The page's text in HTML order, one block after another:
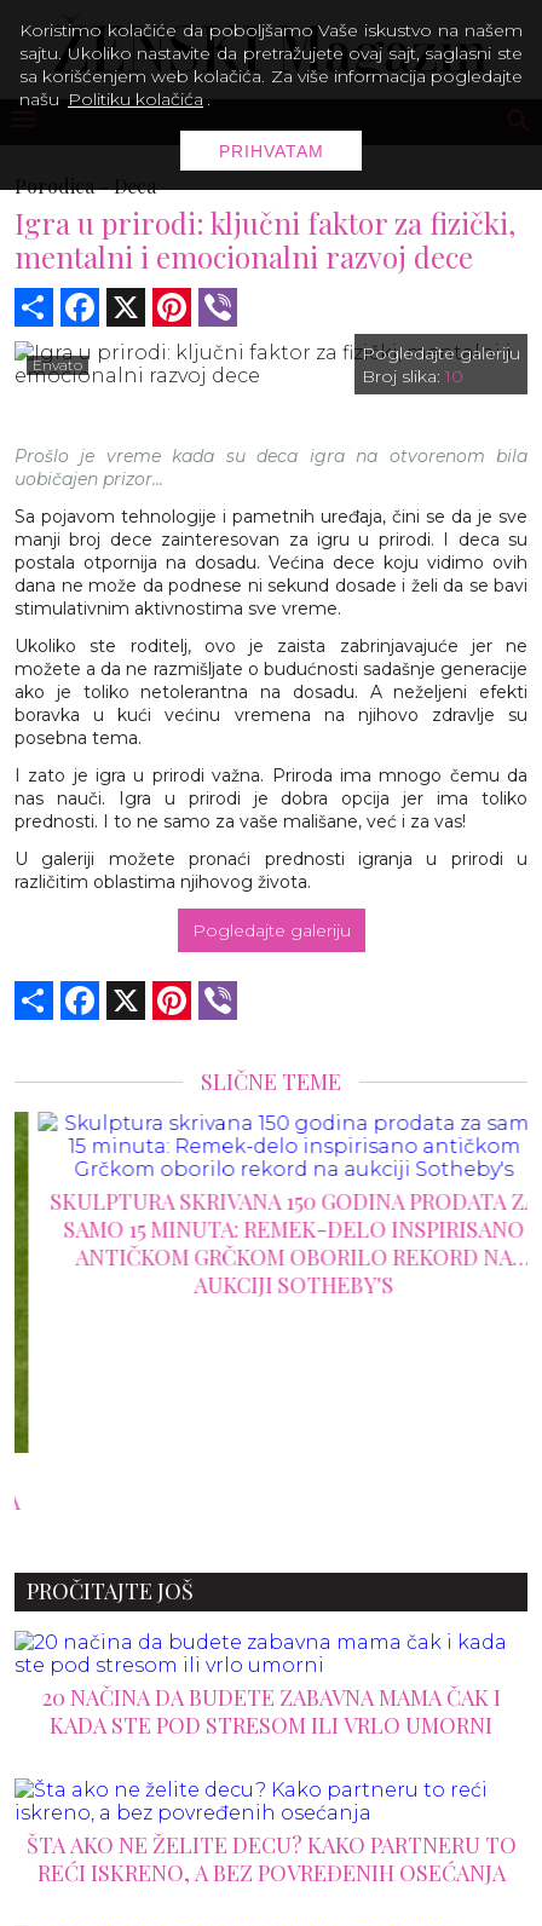
Porodica -Deca
Igra u prirodi: ključni faktor za fizički,
mentalni i emocionalni razvoj dece
Share Facebook Pinterest
Envato
Pogledajte galeriju
Broj slika:10
Prošlo je vreme kada su deca igra na otvorenom bila
uobičajen prizor...
Sa pojavom tehnologije i pametnih uređaja, čini se da je sve
manji broj dece zainteresovan za igru u prirodi. I deca su
postala otpornija na dosadu. Većina dece koju vidimo ovih
dana ne može da podnese ni sekund dosade i želi da se bavi
stimulativnim aktivnostima sve vreme.
Ukoliko ste roditelj, ovo je zaista zabrinjavajuće jer ne
možete a da ne razmišljate o budućnosti sadašnje generacije
ako je toliko netolerantna na dosadu. A neželjeni efekti
boravka u kući većinu vremena na njihovo zdravlje su
posebna tema.
I zato je igra u prirodi važna. Priroda ima mnogo čemu da
nas nauči. Igra u prirodi je dobra opcija jer ima toliko
prednosti. I to ne samo za vaše mališane, već i za vas!
U galeriji možete pronaći prednosti igranja u prirodi u
različitim oblastima njihovog života.
Pogledajte galeriju
Share Facebook Pinterest
SLIČNE TEME
SKULPTURA SKRIVANA 150 GODINA PRODATA ZA
SAMO 15 MINUTA: REMEK-DELO INSPIRISANO
ANTIČKOM GRČKOM OBORILO REKORD NA
AUKCIJI SOTHEBY'S
PROČITAJTE JOŠ
20 NAČINA DA BUDETE ZABAVNA MAMA ČAK I
KADA STE POD STRESOM ILI VRLO UMORNI
ŠTA AKO NE ŽELITE DECU? KAKO PARTNERU TO
REĆI ISKRENO, A BEZ POVREĐENIH OSEĆANJA
Koristimo kolačiće da poboljšamo Vaše iskustvo na našem
sajtu. Ukoliko nastavite da pretražujete ovaj sajt, saglasni ste
sa korišćenjem web kolačića. Za više informacija pogledajte
našu Politiku kolačića .
PRIHVATAM